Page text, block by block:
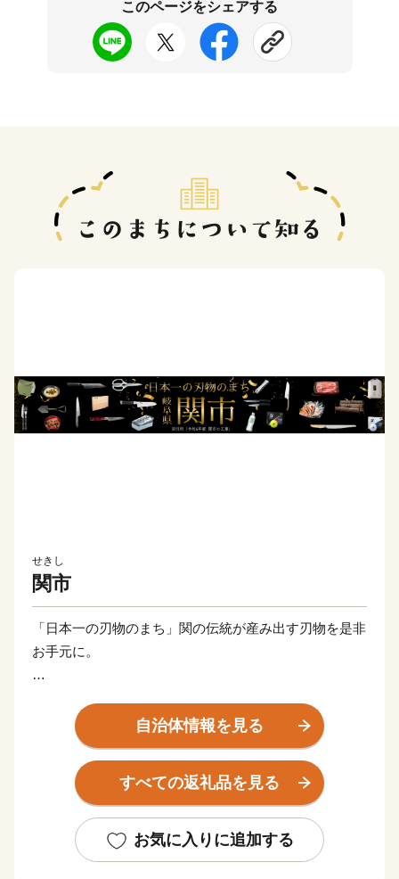
このページをシェアする
せきし
関市
「日本一の刃物のまち」関の伝統が産み出す刃物を是非
お手元に。
ンと並び、世界三大刃物産地に数えられ、「MADE IN
SEKI」は世界に認められているブランドです。
その歴史は700余年も昔、関の地が、日本刀の産地とし
て隆盛を極めたことに始まり、刀鍛冶の技術は、刃物づ
ミ、ツメキリなど刃物製品出荷額全国1位を誇り、名実
ともに「日本一の刃物のまち」として知られています。
自治体情報を見る
すべての返礼品を見る
お気に入りに追加する